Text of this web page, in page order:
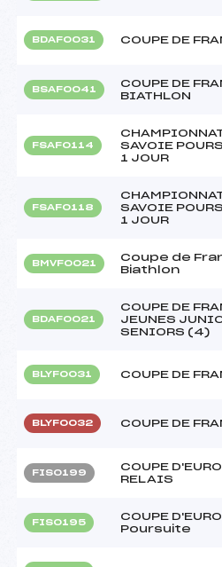
BDAF0031 COUPE DE
BSAF0041
COUPE DE
BIATHLON
FSAF0114
SAVOIE
1 JOUR
FSAF0118
SAVOIE
1 JOUR
BMVF0021
Coupe de
Biathlon
BDAF0021
COUPE DE
JEUNES
SENIORS (4)
BLYF0031 COUPE DE
BLYF0032 COUPE DE
FIS0199
COUPE
RELAIS
FIS0195
COUPE
Poursuite